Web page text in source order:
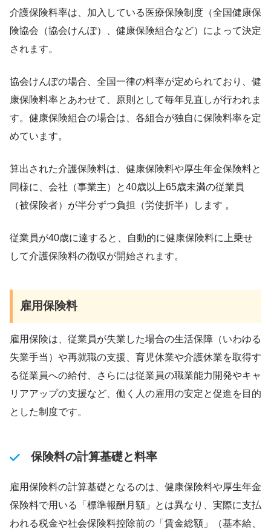
介護保険料率は、加入している医療保険制度（全国健康保
険協会（協会けんぽ）、健康保険組合など）によって決定
されます。
協会けんぽの場合、全国一律の料率が定められており、健
康保険料率とあわせて、原則として毎年見直しが行われま
す。健康保険組合の場合は、各組合が独自に保険料率を定
めています。
算出された介護保険料は、健康保険料や厚生年金保険料と
同様に、会社（事業主）と40歳以上65歳未満の従業員
（被保険者）が半分ずつ負担（労使折半）します 。
従業員が40歳に達すると、自動的に健康保険料に上乗せ
して介護保険料の徴収が開始されます。
雇用保険料
雇用保険は、従業員が失業した場合の生活保障（いわゆる
失業手当）や再就職の支援、育児休業や介護休業を取得す
る従業員への給付、さらには従業員の職業能力開発やキャ
リアアップの支援など、働く人の雇用の安定と促進を目的
とした制度です。
保険料の計算基礎と料率
雇用保険料の計算基礎となるのは、健康保険料や厚生年金
保険料で用いる「標準報酬月額」とは異なり、実際に支払
われる税金や社会保険料控除前の「賃金総額」（基本給、